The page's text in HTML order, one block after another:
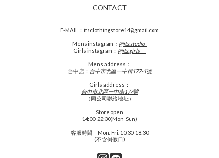
CONTACT
E-MAIL：itsclothingstore14@gmail.com
Mens instagram ： @its.studio_
Girls instagram： @its.girls___
Mens address：
台中店： 台中市北區一中街177-1號
Girls address：
台中市北區一中街177號
（同公司聯絡地址）
Store open
14:00-22:30(Mon-Sun)
客服時間｜Mon.-Fri. 10:30-18:30
(不含例假日)